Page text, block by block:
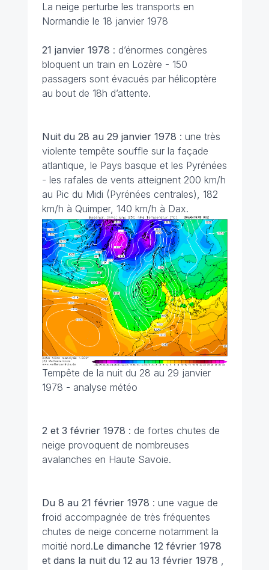
La neige perturbe les transports en
Normandie le 18 janvier 1978
21 janvier 1978 : d’énormes congères
bloquent un train en Lozère - 150
passagers sont évacués par hélicoptère
au bout de 18h d’attente.
Nuit du 28 au 29 janvier 1978 : une très
violente tempête souffle sur la façade
atlantique, le Pays basque et les Pyrénées
- les rafales de vents atteignent 200 km/h
au Pic du Midi (Pyrénées centrales), 182
km/h à Quimper, 140 km/h à Dax.
Tempête de la nuit du 28 au 29 janvier
1978 - analyse météo
2 et 3 février 1978 : de fortes chutes de
neige provoquent de nombreuses
avalanches en Haute Savoie.
Du 8 au 21 février 1978 : une vague de
froid accompagnée de très fréquentes
chutes de neige concerne notamment la
moitié nord.Le dimanche 12 février 1978
et dans la nuit du 12 au 13 février 1978